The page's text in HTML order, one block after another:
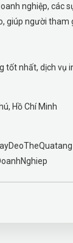
nghiệp, các
giúp người
tốt nhất, dịch vụ
Hồ Chí Minh